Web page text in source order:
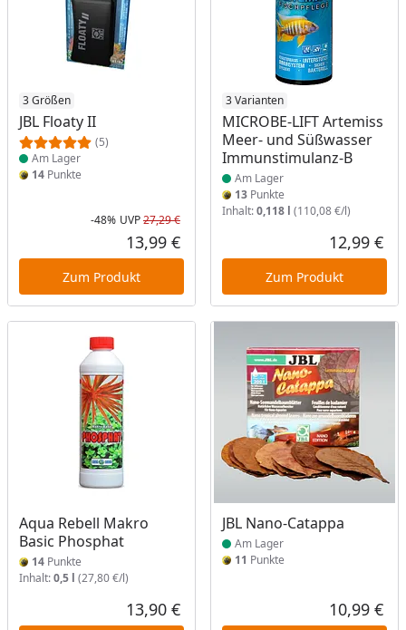
3 Größen
JBL Floaty II
(5)
Produkt am Lager
Am Lager
14 Punkte
Rabatt in Prozent
-48%
Ursprünglicher Preis
UVP27,29 €
Aktueller Preis
13,99 €
Zum Produkt
3 Varianten
MICROBE-LIFT Artemiss
Meer- und Süßwasser
Immunstimulanz-B
Produkt am Lager
Am Lager
13Punkte
Inhalt:0,118 l (110,08 €/l)
12,99 €
Zum Produkt
Aqua Rebell Makro
Basic Phosphat
14 Punkte
Inhalt:0,5 l (27,80 €/l)
Aktueller Preis
13,90 €
JBL Nano-Catappa
Produkt am Lager
Am Lager
11 Punkte
10,99 €